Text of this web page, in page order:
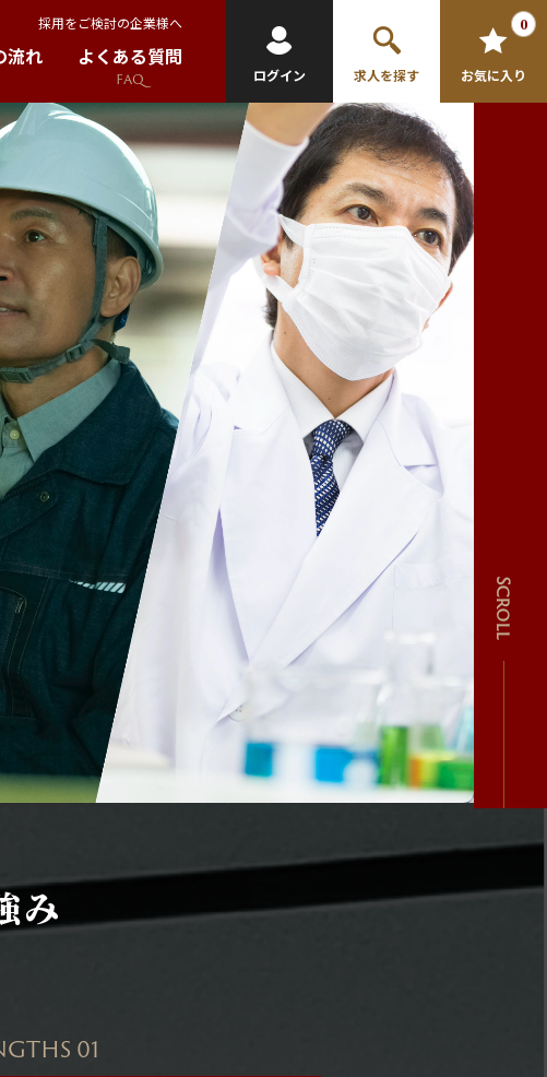
採用をご検討の企業様へ
流れ よくある質問
FAQ ログイン 求人を探す お気に入り
0
Scroll
み
01